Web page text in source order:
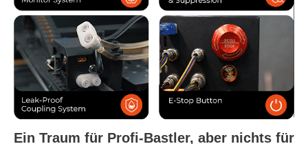
Ein Traum für Profi-Bastler, aber nichts für